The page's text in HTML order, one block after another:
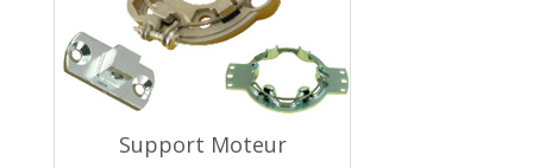
Support Moteur